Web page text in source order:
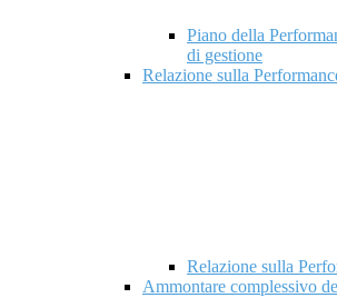
Piano della
di gestione
Relazione sulla
Relazione sulla
Ammontare complessivo